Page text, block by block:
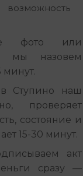
фото или
мы назовем
минут.
Ступино наш
проверяет
состояние и
15-30 минут.
акт
сразу —